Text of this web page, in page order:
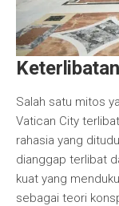
Salah satu mitos
Vatican City
rahasia yang
dianggap terlibat
kuat yang
sebagai teori